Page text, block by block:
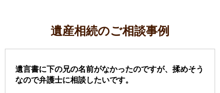
遺産相続のご相談事例
遺言書に下の兄の名前がなかったのですが、揉めそう
なので弁護士に相談したいです。